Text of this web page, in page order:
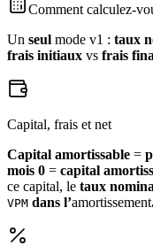
Comment calculez-
Un seul mode v1 : taux
frais initiaux vs frais
Capital, frais et net
Capital amortissable =
mois 0 = capital
ce capital, le taux
VPM dans l’amortissement